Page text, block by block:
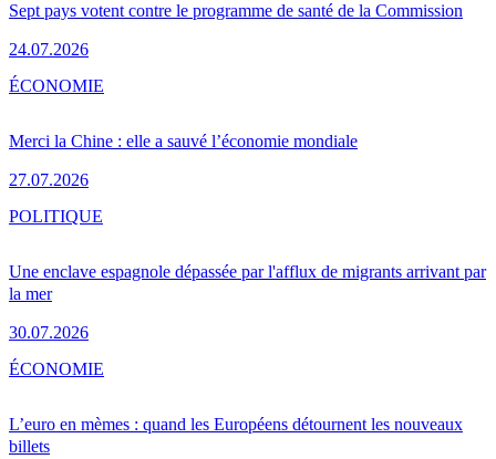
Sept pays votent contre le programme de santé de la Commission
24.07.2026
Merci la Chine : elle a sauvé l’économie mondiale
27.07.2026
ÉCONOMIE
Une enclave espagnole dépassée par l'afflux de migrants arrivant par
la mer
30.07.2026
POLITIQUE
L’euro en mèmes : quand les Européens détournent les nouveaux
billets
ÉCONOMIE